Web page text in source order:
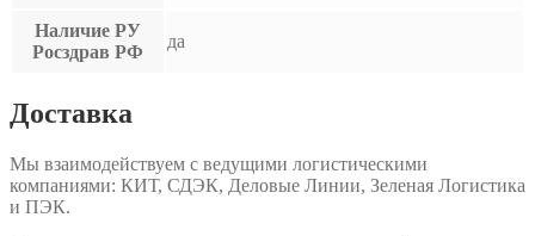
Наличие РУ
Росздрав РФ
да
Доставка
Мы взаимодействуем с ведущими логистическими
компаниями: КИТ, СДЭК, Деловые Линии, Зеленая Логистика
и ПЭК.